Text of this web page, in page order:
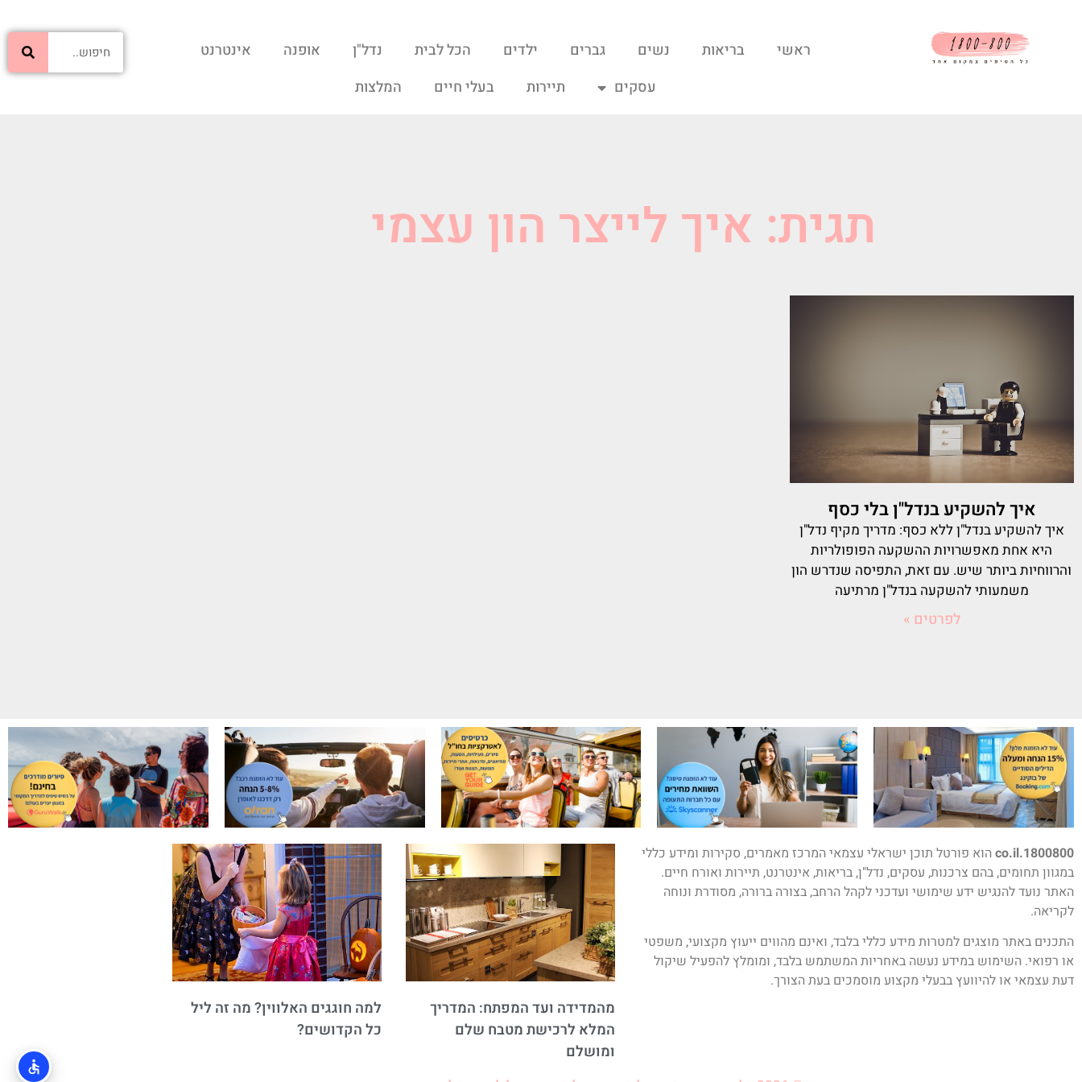
ראשי בריאות נשים גברים ילדים הכל לבית נדל"ן אופנה
אינטרנט
עסקים
תיירות בעלי חיים המלצות
תגית: איך לייצר הון עצמי
איך להשקיע בנדל"ן בלי כסף
איך להשקיע בנדל"ן ללא כסף: מדריך מקיף נדל"ן
היא אחת מאפשרויות ההשקעה הפופולריות
והרווחיות ביותר שיש. עם זאת, התפיסה שנדרש הון
משמעותי להשקעה בנדל"ן מרתיעה
לפרטים »
1800800.co.il
הוא פורטל תוכן ישראלי עצמאי המרכז מאמרים, סקירות ומידע כללי
במגוון תחומים, בהם צרכנות, עסקים, נדל"ן, בריאות, אינטרנט, תיירות ואורח חיים.
האתר נועד להנגיש ידע שימושי ועדכני לקהל הרחב, בצורה ברורה, מסודרת ונוחה
לקריאה.
התכנים באתר מוצגים למטרות מידע כללי בלבד, ואינם מהווים ייעוץ מקצועי, משפטי
או רפואי. השימוש במידע נעשה באחריות המשתמש בלבד, ומומלץ להפעיל שיקול
דעת עצמאי או להיוועץ בבעלי מקצוע מוסמכים בעת הצורך.
מהמדידה ועד המפתח: המדריך
המלא לרכישת מטבח שלם
ומושלם
למה חוגגים האלווין? מה זה ליל
כל הקדושים?